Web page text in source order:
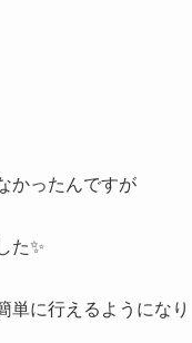
かったんですが
た✨
単に行えるようになり